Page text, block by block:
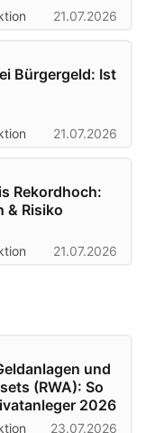
21.07.2026
Bürgergeld: Ist
21.07.2026
Rekordhoch:
& Risiko
21.07.2026
und
(RWA): So
2026
23.07.2026